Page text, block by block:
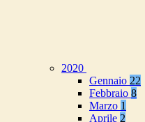
2020
Gennaio 22
Febbraio 8
Marzo 1
Aprile 2